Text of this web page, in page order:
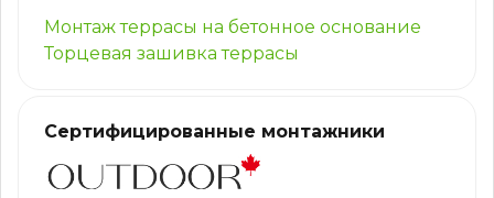
Монтаж террасы на бетонное основание
Торцевая зашивка террасы
Сертифицированные монтажники